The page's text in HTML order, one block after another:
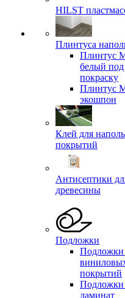
HILST
Плинтуса
Плинтус
белый под
покраску
Плинтус
экошпон
Клей для
покрытий
Антисептики
древесины
Подложки
Подложки
покрытий
Подложки
ламинат